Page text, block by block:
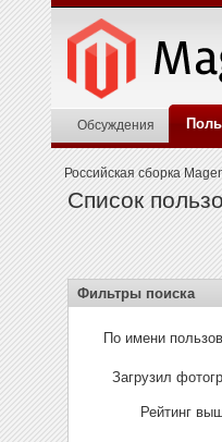
Обсуждения
Российская сборка
Список
Фильтры поиска
По имени
Загрузил
Рейтинг